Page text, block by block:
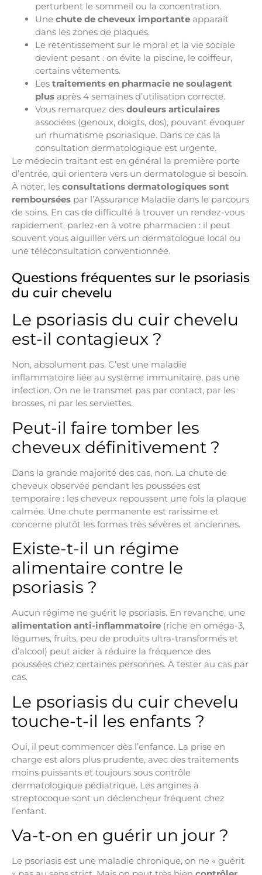
perturbent le sommeil ou la concentration.
Une chute de cheveux importante apparaît
dans les zones de plaques.
Le retentissement sur le moral et la vie sociale
devient pesant : on évite la piscine, le coiffeur,
certains vêtements.
Les traitements en pharmacie ne soulagent
plus après 4 semaines d’utilisation correcte.
Vous remarquez des douleurs articulaires
associées (genoux, doigts, dos), pouvant évoquer
un rhumatisme psoriasique. Dans ce cas la
consultation dermatologique est urgente.
Le médecin traitant est en général la première porte
d’entrée, qui orientera vers un dermatologue si besoin.
À noter, les consultations dermatologiques sont
remboursées par l’Assurance Maladie dans le parcours
de soins. En cas de difficulté à trouver un rendez-vous
rapidement, parlez-en à votre pharmacien : il peut
souvent vous aiguiller vers un dermatologue local ou
une téléconsultation conventionnée.
Questions fréquentes sur le psoriasis
du cuir chevelu
Le psoriasis du cuir chevelu
est-il contagieux ?
Non, absolument pas. C’est une maladie
inflammatoire liée au système immunitaire, pas une
infection. On ne le transmet pas par contact, par les
brosses, ni par les serviettes.
Peut-il faire tomber les
cheveux définitivement ?
Dans la grande majorité des cas, non. La chute de
cheveux observée pendant les poussées est
temporaire : les cheveux repoussent une fois la plaque
calmée. Une chute permanente est rarissime et
concerne plutôt les formes très sévères et anciennes.
Existe-t-il un régime
alimentaire contre le
psoriasis ?
Aucun régime ne guérit le psoriasis. En revanche, une
alimentation anti-inflammatoire (riche en oméga-3,
légumes, fruits, peu de produits ultra-transformés et
d’alcool) peut aider à réduire la fréquence des
poussées chez certaines personnes. À tester au cas par
cas.
Le psoriasis du cuir chevelu
touche-t-il les enfants ?
Oui, il peut commencer dès l’enfance. La prise en
charge est alors plus prudente, avec des traitements
moins puissants et toujours sous contrôle
dermatologique pédiatrique. Les angines à
streptocoque sont un déclencheur fréquent chez
l’enfant.
Va-t-on en guérir un jour ?
Le psoriasis est une maladie chronique, on ne « guérit